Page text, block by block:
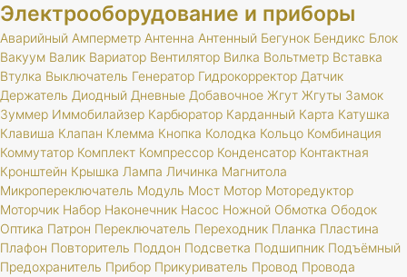
Электрооборудование и приборы
Аварийный Амперметр Антенна Антенный Бегунок Бендикс Блок
Вакуум Валик Вариатор Вентилятор Вилка Вольтметр Вставка
Втулка Выключатель Генератор Гидрокорректор Датчик
Держатель Диодный Дневные Добавочное Жгут Жгуты Замок
Зуммер Иммобилайзер Карбюратор Карданный Карта Катушка
Клавиша Клапан Клемма Кнопка Колодка Кольцо Комбинация
Коммутатор Комплект Компрессор Конденсатор Контактная
Кронштейн Крышка Лампа Личинка Магнитола
Микропереключатель Модуль Мост Мотор Моторедуктор
Моторчик Набор Наконечник Насос Ножной Обмотка Ободок
Оптика Патрон Переключатель Переходник Планка Пластина
Плафон Повторитель Поддон Подсветка Подшипник Подъёмный
Предохранитель Прибор Прикуриватель Провод Провода